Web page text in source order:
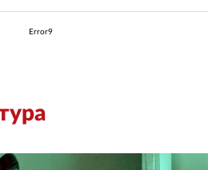
Error9